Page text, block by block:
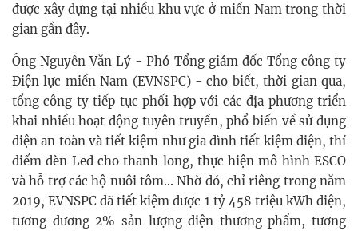
được xây dựng tại nhiều khu vực ở miền Nam trong thời
gian gần đây.
Ông Nguyễn Văn Lý - Phó Tổng giám đốc Tổng công ty
Điện lực miền Nam (EVNSPC) - cho biết, thời gian qua,
tổng công ty tiếp tục phối hợp với các địa phương triển
khai nhiều hoạt động tuyên truyền, phổ biến về sử dụng
điện an toàn và tiết kiệm như gia đình tiết kiệm điện, thí
điểm đèn Led cho thanh long, thực hiện mô hình ESCO
và hỗ trợ các hộ nuôi tôm... Nhờ đó, chỉ riêng trong năm
2019, EVNSPC đã tiết kiệm được 1 tỷ 458 triệu kWh điện,
tương đương 2% sản lượng điện thương phẩm, tương